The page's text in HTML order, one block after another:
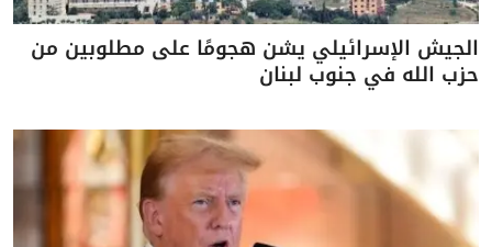
الجيش الإسرائيلي يشن هجومًا على مطلوبين من
حزب الله في جنوب لبنان